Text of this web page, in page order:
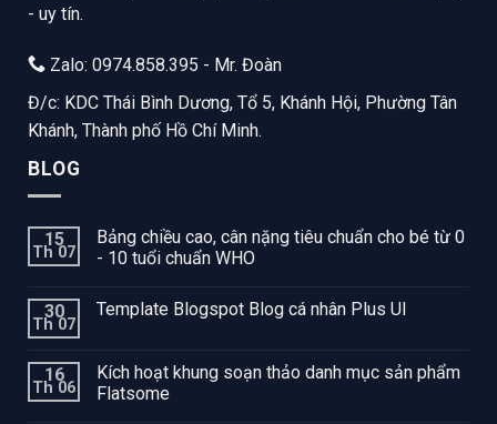
- uy tín.
Zalo: 0974.858.395 - Mr. Đoàn
Đ/c: KDC Thái Bình Dương, Tổ 5, Khánh Hội, Phường Tân
Khánh, Thành phố Hồ Chí Minh.
BLOG
15
Th 07
Bảng chiều cao, cân nặng tiêu chuẩn cho bé từ 0
- 10 tuổi chuẩn WHO
30
Th 07
Template Blogspot Blog cá nhân Plus UI
16
Th 06
Kích hoạt khung soạn thảo danh mục sản phẩm
Flatsome